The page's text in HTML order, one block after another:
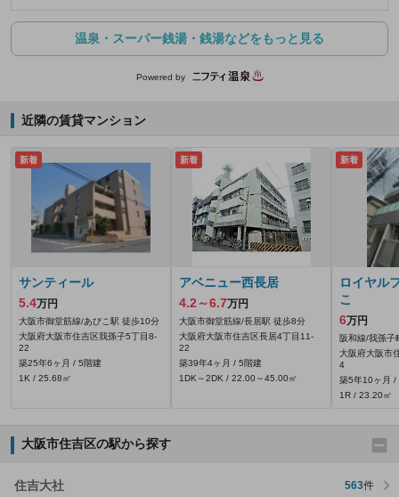
温泉・スーパー銭湯・銭湯などをもっと見る
Powered by
近隣の賃貸マンション
新着
サンティール
5.4万円
大阪市御堂筋線/あびこ駅 徒歩10分
大阪府大阪市住吉区我孫子5丁目8-
22
築25年6ヶ月 / 5階建
1K / 25.68㎡
新着
アベニュー西長居
4.2～6.7万円
大阪市御堂筋線/長居駅 徒歩8分
大阪府大阪市住吉区長居4丁目11-
22
築39年4ヶ月 / 5階建
1DK～2DK / 22.00～45.00㎡
新着
ロイヤル
こ
6万円
阪和線/我孫子
大阪府大阪市
4
築5年10ヶ月 /
1R / 23.20㎡
大阪市住吉区の駅から探す
住吉大社 563件